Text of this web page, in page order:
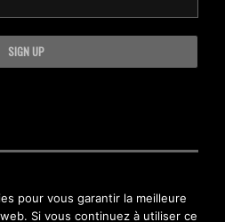
pour vous garantir la meilleure
Si vous continuez à utiliser ce